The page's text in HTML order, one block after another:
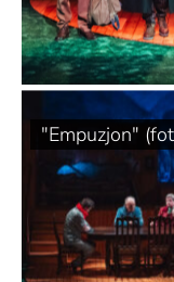
"Empuzjon"